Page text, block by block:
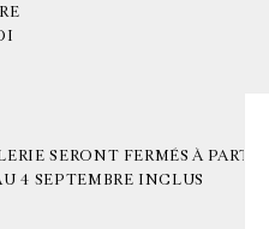
SERONT FERMÉS À PARTIR
4 SEPTEMBRE INCLUS